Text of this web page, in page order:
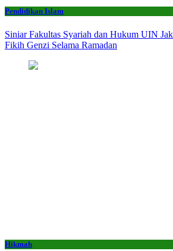
Pendidikan Islam
Siniar Fakultas Syariah dan Hukum UIN
Fikih Genzi Selama Ramadan
Hikmah